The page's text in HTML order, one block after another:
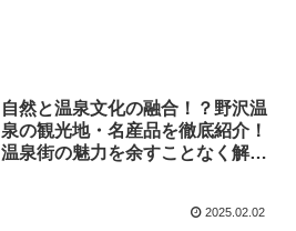
自然と温泉文化の融合！？野沢温
泉の観光地・名産品を徹底紹介！
温泉街の魅力を余すことなく解説
2025.02.02